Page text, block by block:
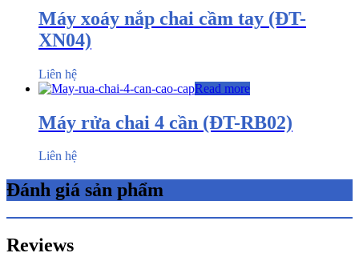
Máy xoáy nắp chai cầm tay (ĐT-
XN04)
Liên hệ
Read more
Máy rửa chai 4 cần (ĐT-RB02)
Liên hệ
Đánh giá sản phẩm
Reviews